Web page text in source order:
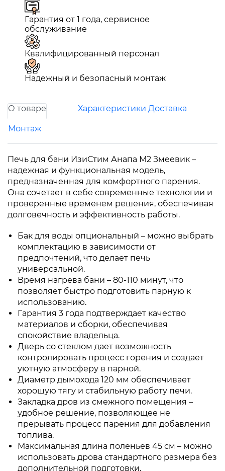
Гарантия от 1 года, сервисное
обслуживание
Квалифицированный персонал
Надежный и безопасный монтаж
О товаре Характеристики Доставка
Монтаж
Печь для бани ИзиСтим Анапа М2 Змеевик –
надежная и функциональная модель,
предназначенная для комфортного парения.
Она сочетает в себе современные технологии и
проверенные временем решения, обеспечивая
долговечность и эффективность работы.
Бак для воды опциональный – можно выбрать
комплектацию в зависимости от
предпочтений, что делает печь
универсальной.
Время нагрева бани – 80-110 минут, что
позволяет быстро подготовить парную к
использованию.
Гарантия 3 года подтверждает качество
материалов и сборки, обеспечивая
спокойствие владельца.
Дверь со стеклом дает возможность
контролировать процесс горения и создает
уютную атмосферу в парной.
Диаметр дымохода 120 мм обеспечивает
хорошую тягу и стабильную работу печи.
Закладка дров из смежного помещения –
удобное решение, позволяющее не
прерывать процесс парения для добавления
топлива.
Максимальная длина поленьев 45 см – можно
использовать дрова стандартного размера без
дополнительной подготовки.